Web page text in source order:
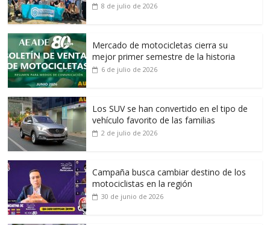
8 de julio de 2026
Mercado de motocicletas cierra su
mejor primer semestre de la historia
6 de julio de 2026
Los SUV se han convertido en el tipo de
vehículo favorito de las familias
2 de julio de 2026
Campaña busca cambiar destino de los
motociclistas en la región
30 de junio de 2026